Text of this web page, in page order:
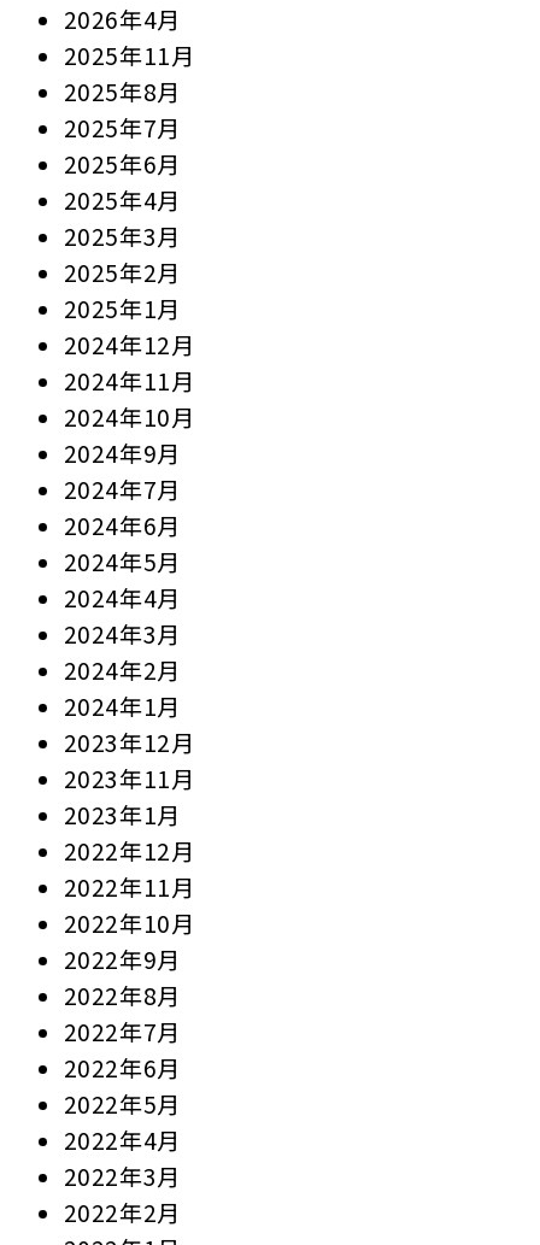
2026年4月
2025年11月
2025年8月
2025年7月
2025年6月
2025年4月
2025年3月
2025年2月
2025年1月
2024年12月
2024年11月
2024年10月
2024年9月
2024年7月
2024年6月
2024年5月
2024年4月
2024年3月
2024年2月
2024年1月
2023年12月
2023年11月
2023年1月
2022年12月
2022年11月
2022年10月
2022年9月
2022年8月
2022年7月
2022年6月
2022年5月
2022年4月
2022年3月
2022年2月